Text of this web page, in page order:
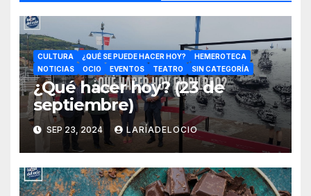
CULTURA ¿QUÉ SE PUEDE HACER HOY?
HEMEROTECA
NOTICIAS
OCIO EVENTOS TEATRO SIN CATEGORÍA
¿Qué hacer hoy? (23 de
septiembre)
SEP 23, 2024 LARÍADELOCIO